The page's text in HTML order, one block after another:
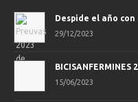
Despide el año con
29/12/2023
BICISANFERMINES
15/06/2023